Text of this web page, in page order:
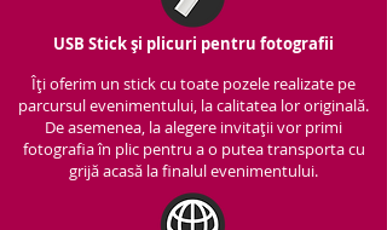
USB Stick și plicuri pentru fotografii
Îți oferim un stick cu toate pozele realizate pe
parcursul evenimentului, la calitatea lor originală.
De asemenea, la alegere invitații vor primi
fotografia în plic pentru a o putea transporta cu
grijă acasă la finalul evenimentului.